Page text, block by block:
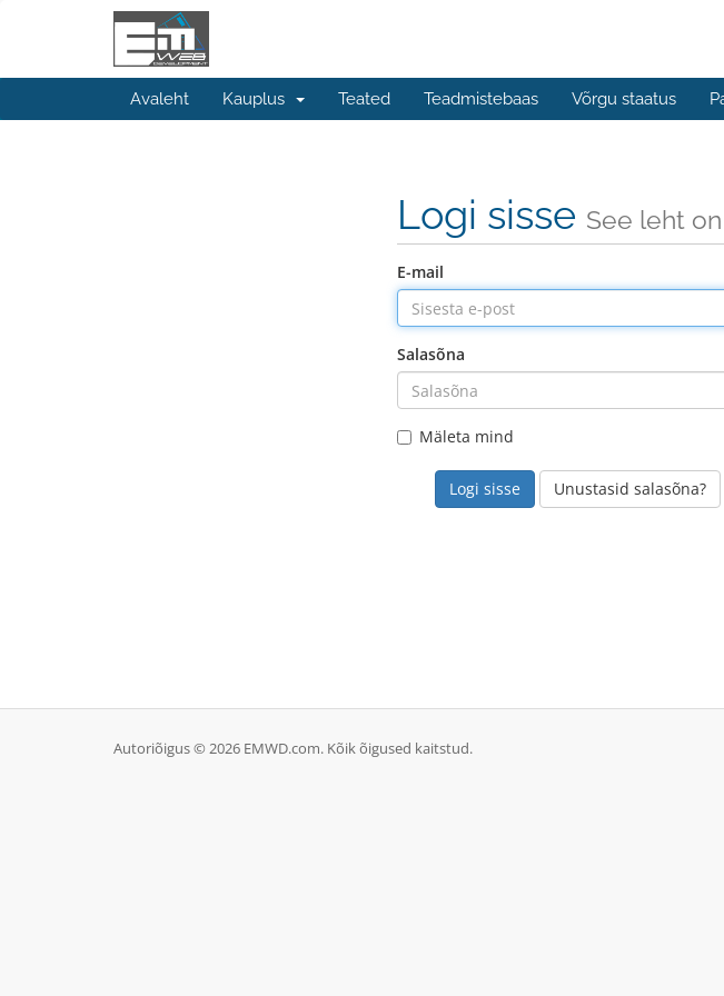
Avaleht Kauplus Teated Teadmistebaas Võrgu staatus
Logi sisse See leht
E-mail
Salasõna
Mäleta mind
Unustasid salasõna?
Autoriõigus © 2026 EMWD.com. Kõik õigused kaitstud.